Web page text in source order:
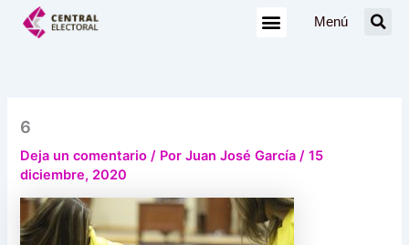
Menú
6
Deja un comentario / PorJuan José García/15
diciembre, 2020